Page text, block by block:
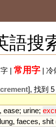
語搜
| 常用字| 冷
], 找到 5
, ease; urine;
, faeces, shit